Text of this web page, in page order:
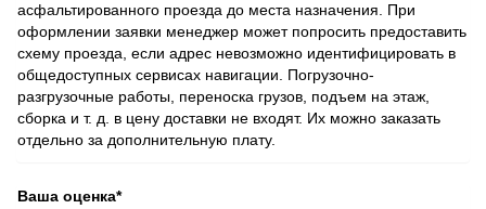
асфальтированного проезда до места назначения. При
оформлении заявки менеджер может попросить предоставить
схему проезда, если адрес невозможно идентифицировать в
общедоступных сервисах навигации. Погрузочно-
разгрузочные работы, переноска грузов, подъем на этаж,
сборка и т. д. в цену доставки не входят. Их можно заказать
отдельно за дополнительную плату.
Ваша оценка*